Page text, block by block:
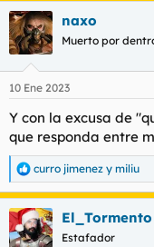
c
c
i
e
naxo
Muerto por
10 Ene 2023
Y con la excusa de
que responda entre
R
e
a
c
c
curro jimenez y miliu
El_Tormento
Estafador